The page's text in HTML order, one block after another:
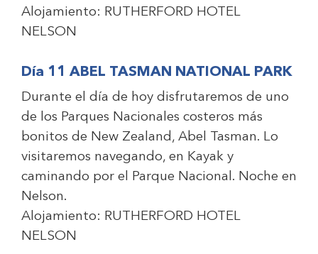
Alojamiento: RUTHERFORD HOTEL
NELSON
Día 11 ABEL TASMAN NATIONAL PARK
Durante el día de hoy disfrutaremos de uno
de los Parques Nacionales costeros más
bonitos de New Zealand, Abel Tasman. Lo
visitaremos navegando, en Kayak y
caminando por el Parque Nacional. Noche en
Nelson.
Alojamiento: RUTHERFORD HOTEL
NELSON